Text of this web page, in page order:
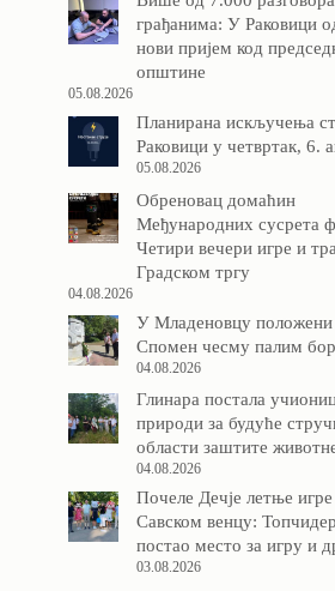
грађанима: У Раковици
нови пријем код
општине
05.08.2026
Планирана искључења
Раковици у четвртак, 6.
05.08.2026
Обреновац домаћин
Међународних сусрета
Четири вечери игре и
Градском тргу
04.08.2026
У Младеновцу положени
Спомен чесму палим
04.08.2026
Глинара постала
природи за будуће
области заштите
04.08.2026
Почеле Дечје летње игре
Савском венцу:
постао место за игру и
03.08.2026